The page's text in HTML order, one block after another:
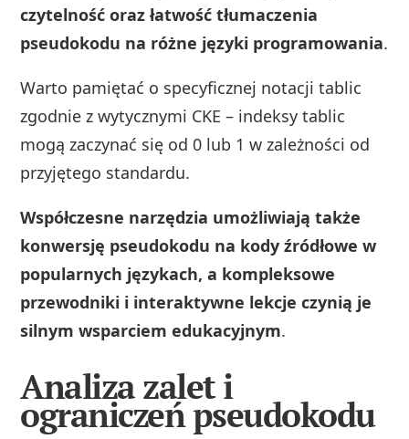
czytelność oraz łatwość tłumaczenia
pseudokodu na różne języki programowania.
Warto pamiętać o specyficznej notacji tablic
zgodnie z wytycznymi CKE – indeksy tablic
mogą zaczynać się od 0 lub 1 w zależności od
przyjętego standardu.
Współczesne narzędzia umożliwiają także
konwersję pseudokodu na kody źródłowe w
popularnych językach, a kompleksowe
przewodniki i interaktywne lekcje czynią je
silnym wsparciem edukacyjnym.
Analiza zalet i
ograniczeń pseudokodu